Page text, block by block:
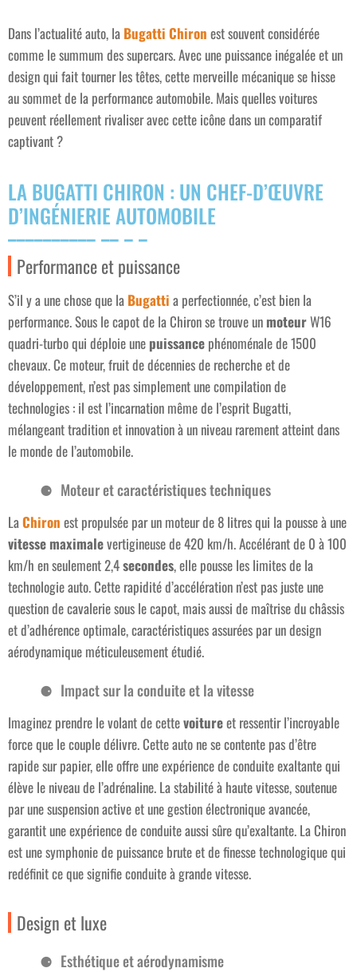
Dans l’actualité auto, la Bugatti Chiron est souvent considérée
comme le summum des supercars. Avec une puissance inégalée et un
design qui fait tourner les têtes, cette merveille mécanique se hisse
au sommet de la performance automobile. Mais quelles voitures
peuvent réellement rivaliser avec cette icône dans un comparatif
captivant ?
LA BUGATTI CHIRON : UN CHEF-D’ŒUVRE
D’INGÉNIERIE AUTOMOBILE
Performance et puissance
S’il y a une chose que la Bugatti a perfectionnée, c’est bien la
performance. Sous le capot de la Chiron se trouve un moteurW16
quadri-turbo qui déploie une puissance phénoménale de 1500
chevaux. Ce moteur, fruit de décennies de recherche et de
développement, n’est pas simplement une compilation de
technologies : il est l’incarnation même de l’esprit Bugatti,
mélangeant tradition et innovation à un niveau rarement atteint dans
le monde de l’automobile.
Moteur et caractéristiques techniques
La Chiron est propulsée par un moteur de 8 litres qui la pousse à une
vitesse maximalevertigineuse de 420 km/h. Accélérant de 0 à 100
km/h en seulement 2,4secondes, elle pousse les limites de la
technologie auto. Cette rapidité d’accélération n’est pas juste une
question de cavalerie sous le capot, mais aussi de maîtrise du châssis
et d’adhérence optimale, caractéristiques assurées par un design
aérodynamique méticuleusement étudié.
Impact sur la conduite et la vitesse
Imaginez prendre le volant de cettevoitureet ressentir l’incroyable
force que le couple délivre. Cette auto ne se contente pas d’être
rapide sur papier, elle offre une expérience de conduite exaltante qui
élève le niveau de l’adrénaline. La stabilité à haute vitesse, soutenue
par une suspension active et une gestion électronique avancée,
garantit une expérience de conduite aussi sûre qu’exaltante. La Chiron
est une symphonie de puissance brute et de finesse technologique qui
redéfinit ce que signifie conduite à grande vitesse.
Design et luxe
Esthétique et aérodynamisme